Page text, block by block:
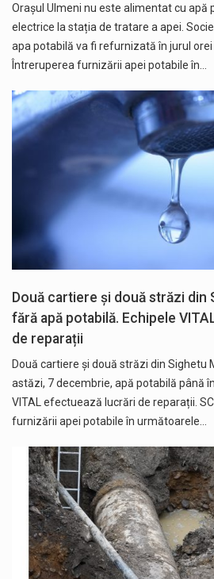
Orașul Ulmeni nu este alimentat cu apă
electrice la stația de tratare a apei.
apa potabilă va fi refurnizată în jurul orei
Întreruperea furnizării apei potabile în…
Două cartiere și două străzi din
fără apă potabilă. Echipele
de reparații
Două cartiere și două străzi din Sighetu
astăzi, 7 decembrie, apă potabilă până
VITAL efectuează lucrări de reparații.
furnizării apei potabile în următoarele…